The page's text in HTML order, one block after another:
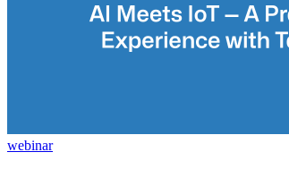
webinar